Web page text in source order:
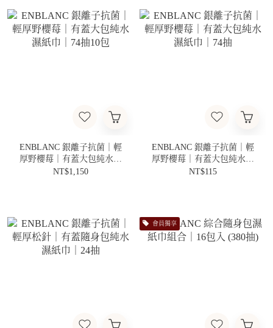
ENBLANC 銀離子抗菌｜輕
厚野櫻莓｜有蓋大包純水濕
紙巾｜74抽10包
NT$1,150
ENBLANC 銀離子抗菌｜輕
厚野櫻莓｜有蓋大包純水濕
紙巾｜74抽
NT$115
會員獨享